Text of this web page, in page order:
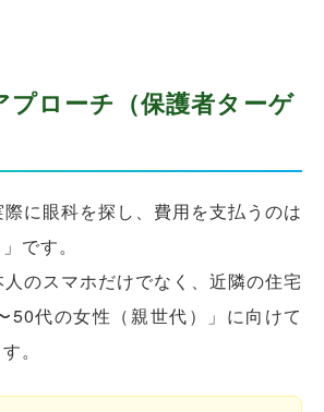
プローチ（保護者ターゲ
に眼科を探し、費用を支払うのは
です。
のスマホだけでなく、近隣の住宅
50代の女性（親世代）」に向けて
。